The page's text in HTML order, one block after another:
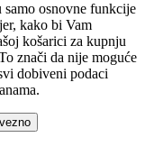
osnovne funkcije
kako bi Vam
košarici za kupnju
znači da nije moguće
dobiveni podaci